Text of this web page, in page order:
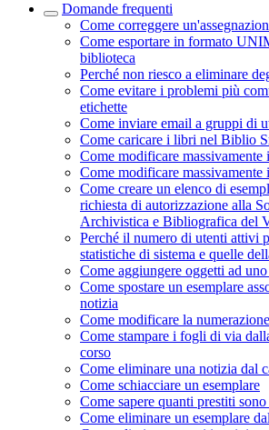
Domande frequenti
Come correggere
Come esportare in formato
biblioteca
Perché non riesco a eliminare
Come evitare i problemi più
etichette
Come inviare email a gruppi di
Come caricare i libri nel Biblio
Come modificare
Come modificare massivamente
Come creare un elenco di
richiesta di autorizzazione alla
Archivistica e Bibliografica del
Perché il numero di utenti attivi
statistiche di sistema e quelle
Come aggiungere oggetti ad
Come spostare un esemplare
notizia
Come modificare la
Come stampare i fogli di via
corso
Come eliminare una notizia dal
Come schiacciare un esemplare
Come sapere quanti prestiti
Come eliminare un esemplare